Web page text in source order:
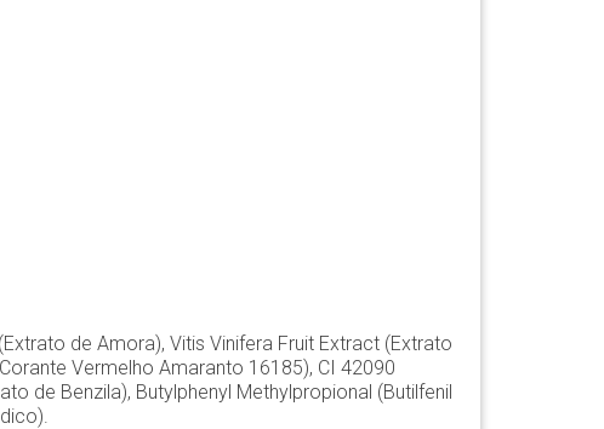
de Amora), Vitis Vinifera Fruit Extract (Extrato
Vermelho Amaranto 16185), CI 42090
de Benzila), Butylphenyl Methylpropional (Butilfenil